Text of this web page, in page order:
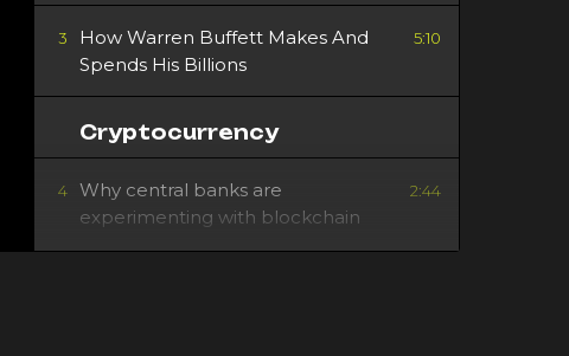
3
How Warren Buffett Makes And
Spends His Billions
5:10
Cryptocurrency
4
Why central banks are
experimenting with blockchain
2:44